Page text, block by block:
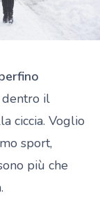
dentro il
ciccia. Voglio
sport,
più che